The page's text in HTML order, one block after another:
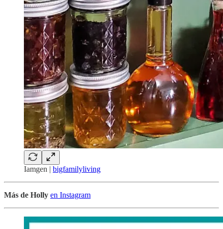
Iamgen | bigfamilyliving
Más de Holly en Instagram